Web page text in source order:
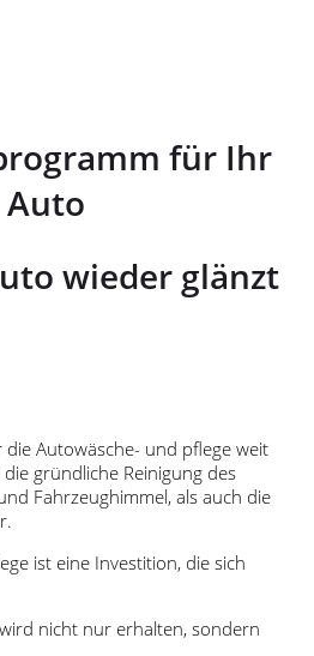
für Ihr
Auto
wieder glänzt
Autowäsche- und pflege weit
gründliche Reinigung des
Fahrzeughimmel, als auch die
ist eine Investition, die sich
nicht nur erhalten, sondern